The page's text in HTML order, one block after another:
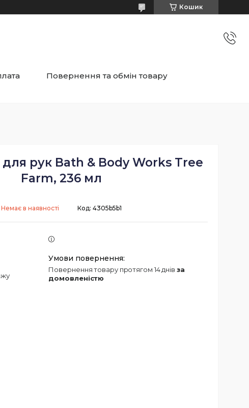
Кошик
Повернення та обмін товару
рук Bath & Body Works Tree
Farm, 236 мл
Немає в наявності Код: 4305b5b1
повернення товару протягом 14 днів за
домовленістю